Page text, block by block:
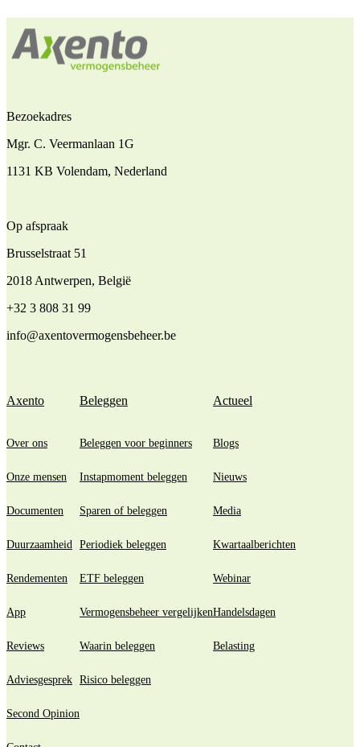
Bezoekadres
Mgr. C. Veermanlaan 1G
1131 KB Volendam, Nederland
Op afspraak
Brusselstraat 51
2018 Antwerpen, België
+32 3 808 31 99
info@axentovermogensbeheer.be
Axento
Over ons
Onze mensen
Documenten
Duurzaamheid
Rendementen
App
Reviews
Adviesgesprek
Second Opinion
Beleggen
Beleggen voor beginners
Instapmoment beleggen
Sparen of beleggen
Periodiek beleggen
ETF beleggen
Vermogensbeheer vergelijken
Waarin beleggen
Risico beleggen
Actueel
Blogs
Nieuws
Media
Kwartaalberichten
Webinar
Handelsdagen
Belasting